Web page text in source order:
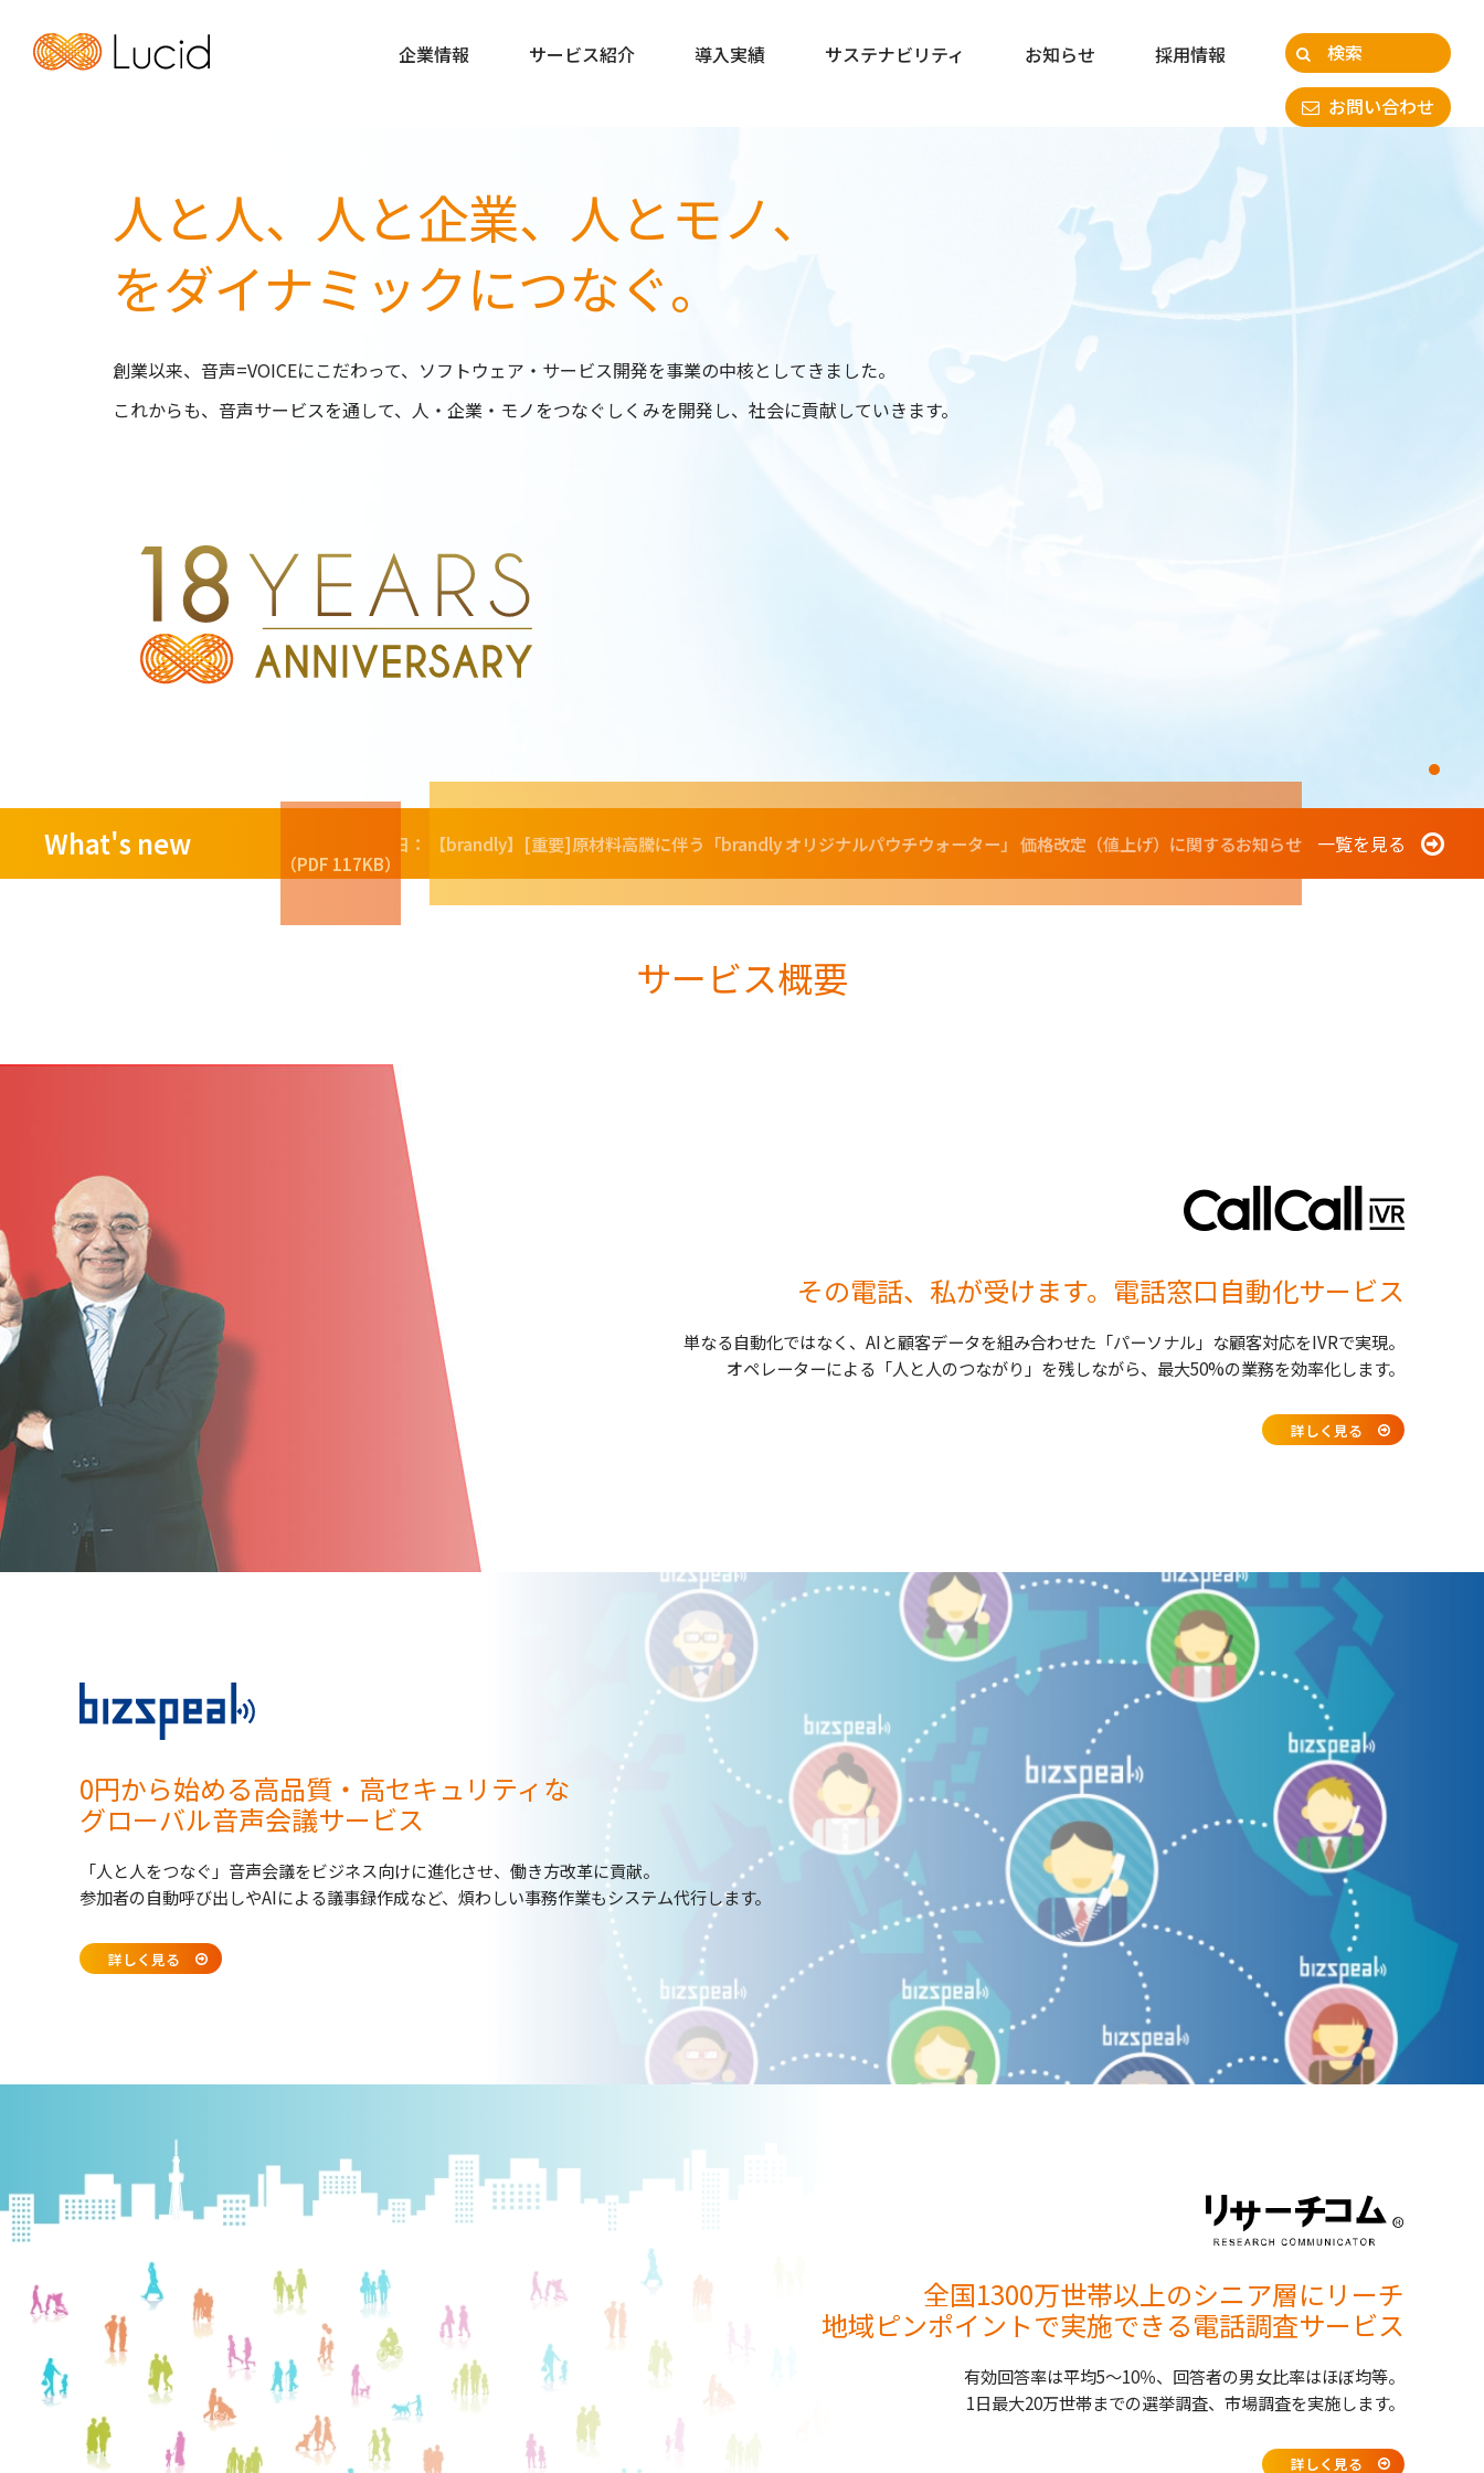
企業情報 サービス紹介 導入実績 サステナビリティ お知らせ
採用情報
お問い合わせ
企業情報 サービス紹介 導入実績 サステナビリティ お知らせ
採用情報
お問い合わせ
人と人、人と企業、 人とモノ、
をダイナミックにつなぐ。
創業以来、音声=VOICEにこだわって、ソフトウェア・サービス開発を事業の中核としてきました。
これからも、音声サービスを通して、人・企業・モノをつなぐしくみを開発し、社会に貢献していきます。
What's new 2026年05月25日：
【brandly】[重要]原材料高騰に伴う「brandly オリジナルパウチウォーター」 価格改定（値上げ）に関するお知らせ
（PDF 117KB）
一覧を見る
サービス概要
その電話、私が受けます。電話窓口自動化サービス
単なる自動化ではなく、AIと顧客データを組み合わせた「パーソナル」な顧客対応をIVRで実現。
オペレーターによる「人と人のつながり」を残しながら、最大50%の業務を効率化します。
詳しく見る
0円から始める高品質・高セキュリティな
グローバル音声会議サービス
「人と人をつなぐ」音声会議をビジネス向けに進化させ、働き方改革に貢献。
参加者の自動呼び出しやAIによる議事録作成など、煩わしい事務作業もシステム代行します。
詳しく見る
全国1300万世帯以上のシニア層にリーチ
地域ピンポイントで実施できる電話調査サービス
有効回答率は平均5～10％、回答者の男女比率はほぼ均等。
1日最大20万世帯までの選挙調査、市場調査を実施します。
詳しく見る